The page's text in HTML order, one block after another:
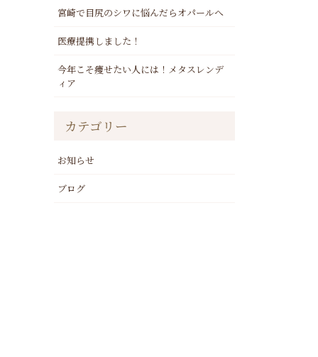
宮崎で目尻のシワに悩んだらオパールへ
医療提携しました！
今年こそ痩せたい人には！メタスレンデ
ィア
カテゴリー
お知らせ
ブログ